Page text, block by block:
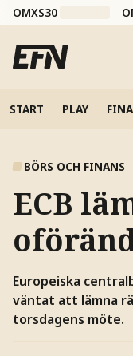
OMXS30
START PLAY
BÖRS OCH FINANS
ECB
Europeiska
väntat att lämna
torsdagens möte.